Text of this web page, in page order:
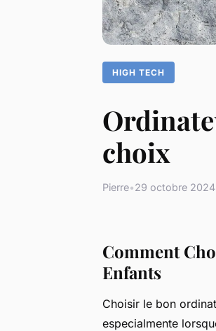
HIGH TECH
choix
Pierre•29 octobre 2024
Comment
Enfants
Choisir le bon
especialmente